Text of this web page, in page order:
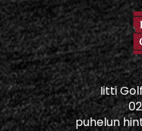
Iitti
puhelun